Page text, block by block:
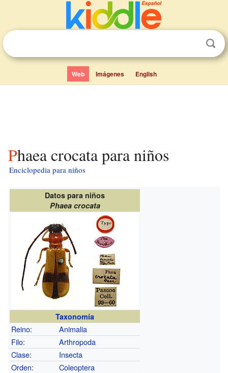
Web Imágenes English
Phaea crocata para niños
Enciclopedia para niños
Datos para niños
Phaea crocata
Taxonomía
Reino:
Animalia
Filo:
Arthropoda
Clase:
Insecta
Orden:
Coleoptera